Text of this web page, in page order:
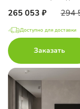
265 053 294
Доступно для доставки
Заказать